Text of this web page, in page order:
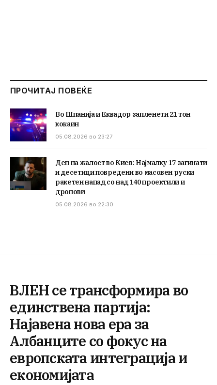
ПРОЧИТАЈ ПОВЕЌЕ
Во Шпанија и Еквадор запленети 21 тон
кокаин
05.08.2026 во 23:27
Ден на жалост во Киев: Најмалку 17 загинати
и десетици повредени во масовен руски
ракетен напад со над 140 проектили и
дронови
05.08.2026 во 22:30
ВЛЕН се трансформира во
единствена партија:
Најавена нова ера за
Албанците со фокус на
европската интеграција и
економијата